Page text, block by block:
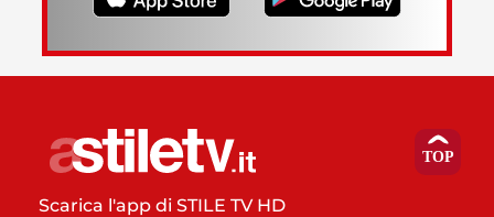
Scarica l'app di STILE TV HD